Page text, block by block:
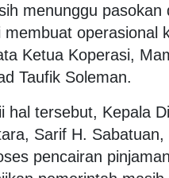
menunggu pasokan
membuat operasional
Ketua Koperasi,
Taufik Soleman.
hal tersebut, Kepala
Sarif H. Sabatuan,
pencairan